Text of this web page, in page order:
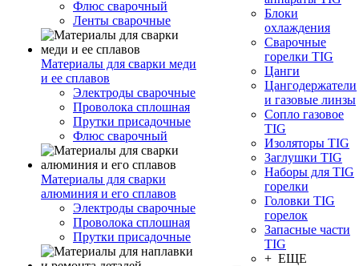
Флюс сварочный
Ленты сварочные
Материалы для сварки меди
и ее сплавов
Электроды сварочные
Проволока сплошная
Прутки присадочные
Флюс сварочный
Материалы для сварки
алюминия и его сплавов
Электроды сварочные
Проволока сплошная
Прутки присадочные
Блоки
охлаждения
Сварочные
горелки TIG
Цанги
Цангодержатели
и газовые линзы
Сопло газовое
TIG
Изоляторы TIG
Заглушки TIG
Наборы для TIG
горелки
Головки TIG
горелок
Запасные части
TIG
+ ЕЩЕ